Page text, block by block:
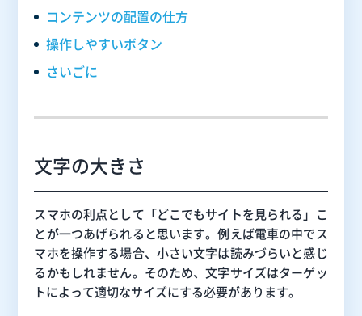
コンテンツの配置の仕方
操作しやすいボタン
さいごに
文字の大きさ
スマホの利点として「どこでもサイトを見られる」こ
とが一つあげられると思います。例えば電車の中でス
マホを操作する場合、小さい文字は読みづらいと感じ
るかもしれません。そのため、文字サイズはターゲッ
トによって適切なサイズにする必要があります。